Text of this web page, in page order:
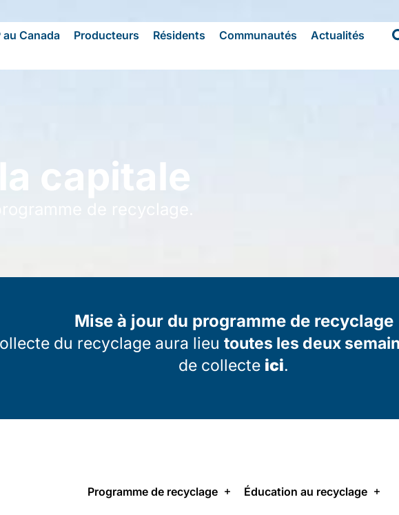
au Canada Producteurs Résidents Communautés Actualités
capitale
de recyclage.
Mise à jour du programme de recyclage
du recyclage aura lieu toutes les deux
de collecte ici.
Programme de recyclage Éducation au recyclage